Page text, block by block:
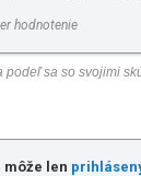
hodnotenie
len